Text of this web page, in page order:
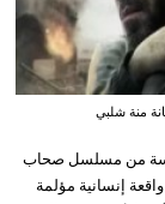
منة شلبي
من مسلسل صحاب
إنسانية مؤلمة